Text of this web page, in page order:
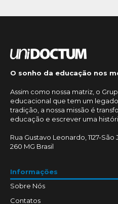
O sonho da educação nos
Assim como nossa matriz, o
educacional que tem um
tradição, a nossa missão é
educação e escrever uma
Rua Gustavo Leonardo, 1127-
260 MG Brasil
Informações
Sobre Nós
Contatos